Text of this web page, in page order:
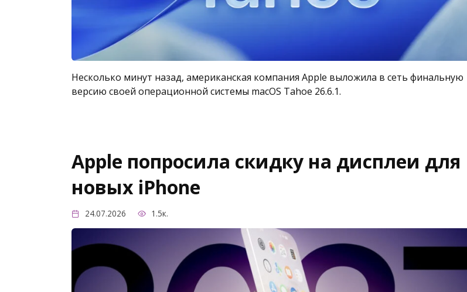
Несколько минут назад, американская компания Apple выложила в сеть финальную
версию своей операционной системы macOS Tahoe 26.6.1.
Apple попросила скидку на дисплеи для
новых iPhone
24.07.2026 1.5к.